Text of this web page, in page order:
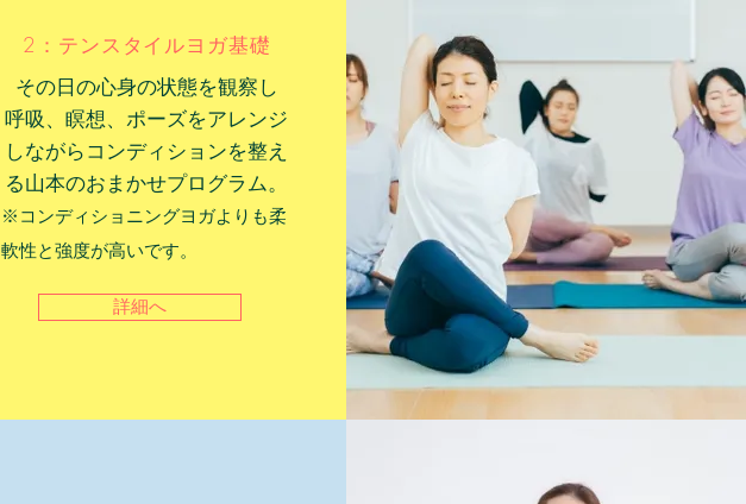
2：テンスタイルヨガ基礎
その日の心身の状態を観察し
呼吸、瞑想、ポーズをアレンジ
しながらコンディションを整え
る山本のおまかせプログラム。
※コンディショニングヨガよりも柔
軟性と強度が高いです。
詳細へ